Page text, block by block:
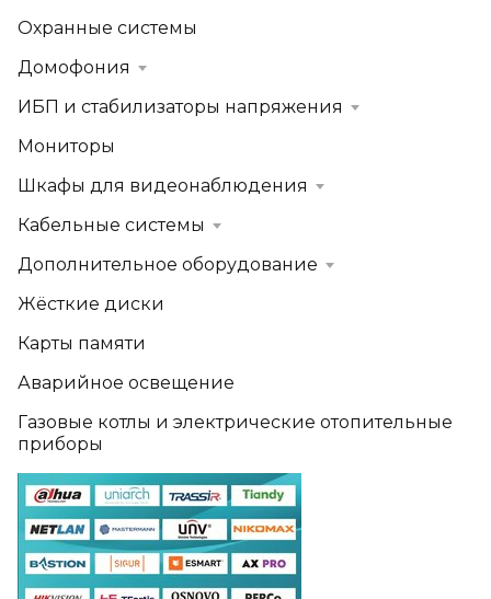
Охранные системы
Домофония
ИБП и стабилизаторы напряжения
Мониторы
Шкафы для видеонаблюдения
Кабельные системы
Дополнительное оборудование
Жёсткие диски
Карты памяти
Аварийное освещение
Газовые котлы и электрические отопительные
приборы